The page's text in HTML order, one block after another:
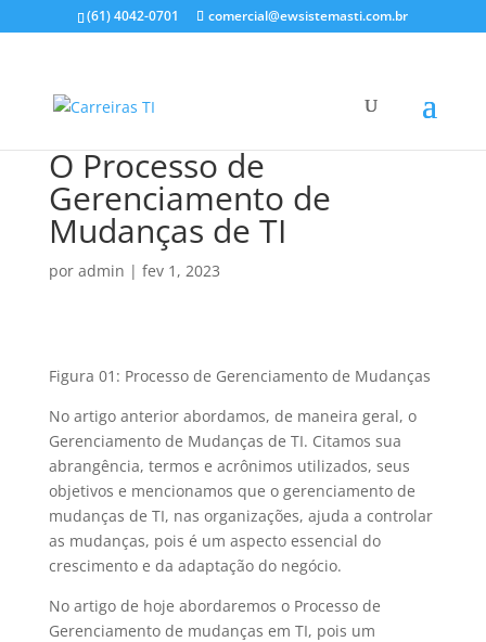
(61) 4042-0701 comercial@ewsistemasti.com.br
O Processo de
Gerenciamento de
Mudanças de TI
por admin | fev 1, 2023
Figura 01: Processo de Gerenciamento de Mudanças
No artigo anterior abordamos, de maneira geral, o
Gerenciamento de Mudanças de TI. Citamos sua
abrangência, termos e acrônimos utilizados, seus
objetivos e mencionamos que o gerenciamento de
mudanças de TI, nas organizações, ajuda a controlar
as mudanças, pois é um aspecto essencial do
crescimento e da adaptação do negócio.
No artigo de hoje abordaremos o Processo de
Gerenciamento de mudanças em TI, pois um